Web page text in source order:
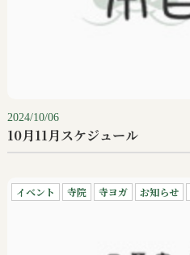
2024/10/06
10月11月スケジュール
イベント 寺院 寺ヨガ お知らせ